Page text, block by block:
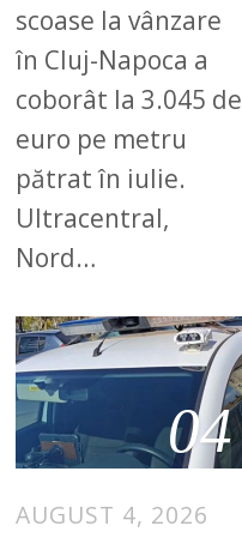
scoase la vânzare
în Cluj-Napoca a
coborât la 3.045 de
euro pe metru
pătrat în iulie.
Ultracentral,
Nord…
04
AUGUST 4, 2026